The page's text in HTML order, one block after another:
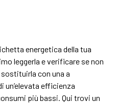
energetica della tua
leggerla e verificare se non
con una a
un’elevata efficienza
più bassi. Qui trovi un